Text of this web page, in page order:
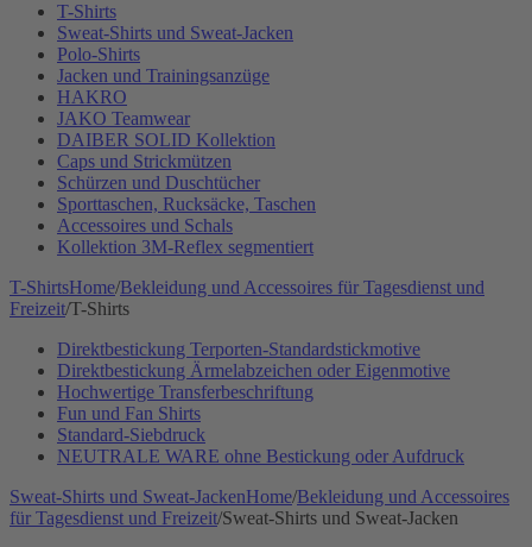
T-Shirts
Sweat-Shirts und Sweat-Jacken
Polo-Shirts
Jacken und Trainingsanzüge
HAKRO
JAKO Teamwear
DAIBER SOLID Kollektion
Caps und Strickmützen
Schürzen und Duschtücher
Sporttaschen, Rucksäcke, Taschen
Accessoires und Schals
Kollektion 3M-Reflex segmentiert
T-ShirtsHome/Bekleidung und Accessoires für Tagesdienst und
Freizeit/T-Shirts
Direktbestickung Terporten-Standardstickmotive
Direktbestickung Ärmelabzeichen oder Eigenmotive
Hochwertige Transferbeschriftung
Fun und Fan Shirts
Standard-Siebdruck
NEUTRALE WARE ohne Bestickung oder Aufdruck
Sweat-Shirts und Sweat-JackenHome/Bekleidung und Accessoires
für Tagesdienst und Freizeit/Sweat-Shirts und Sweat-Jacken